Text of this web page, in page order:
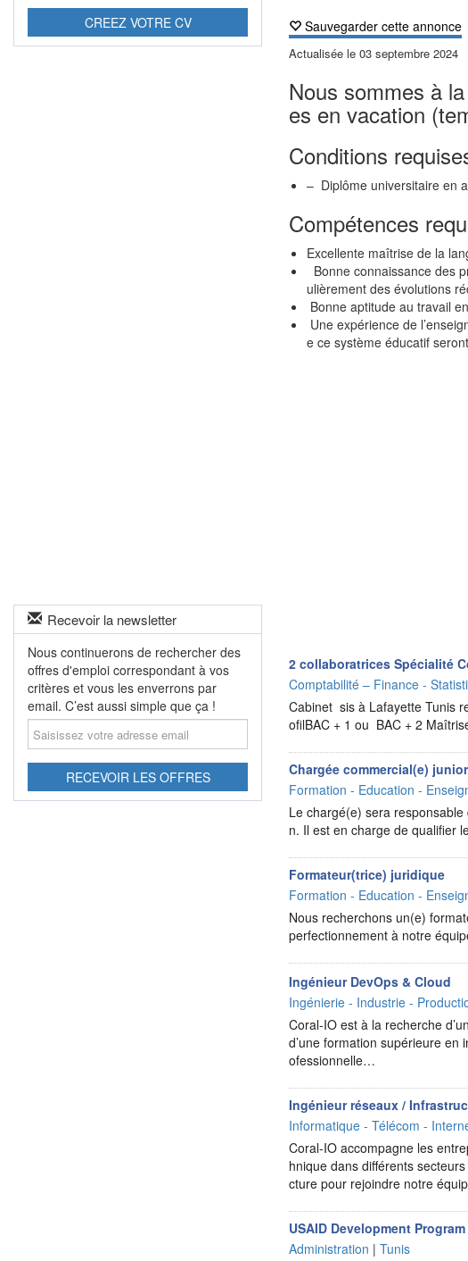
CREEZ VOTRE CV
Recevoir la newsletter
Nous continuerons de rechercher des
offres d'emploi correspondant à vos
critères et vous les enverrons par
email. C’est aussi simple que ça !
Saisissez
votre
adresse
RECEVOIR LES OFFRES
Sauvegarder cette annonce
Actualisée le03 septembre 2024
Nous sommes à
es en vacation
Conditions
– Diplôme universitaire en
Compétences
Excellente maîtrise de la
Bonne connaissance des
ulièrement des évolutions
Bonne aptitude au travail
Une expérience de
e ce système éducatif
2 collaboratrices Spécialité
Comptabilité – Finance -
Cabinet sis à Lafayette Tunis
ofilBAC + 1 ou BAC + 2
Chargée commercial(e) junior
Formation - Education -
Le chargé(e) sera
n. Il est en charge de qualifier
Formateur(trice) juridique
Formation - Education -
Nous recherchons un(e)
perfectionnement à notre
Ingénieur DevOps & Cloud
Ingénierie - Industrie -
Coral-IO est à la recherche
d’une formation supérieure en
ofessionnelle…
Ingénieur réseaux /
Informatique - Télécom -
Coral-IO accompagne les
hnique dans différents
cture pour rejoindre notre
USAID Development
Administration |Tunis